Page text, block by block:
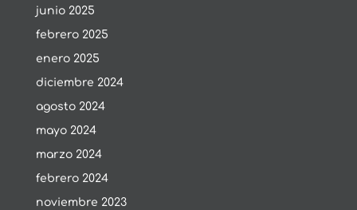
junio 2025
febrero 2025
enero 2025
diciembre 2024
agosto 2024
mayo 2024
marzo 2024
febrero 2024
noviembre 2023